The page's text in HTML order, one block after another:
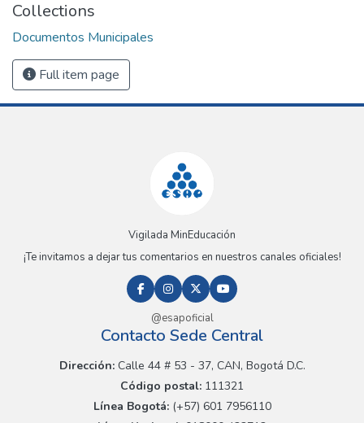
Collections
Documentos Municipales
Full item page
Vigilada MinEducación
¡Te invitamos a dejar tus comentarios en nuestros canales oficiales!
@esapoficial
Contacto Sede Central
Dirección:Calle 44 # 53 - 37, CAN, Bogotá D.C.
Código postal: 111321
Línea Bogotá:(+57) 601 7956110